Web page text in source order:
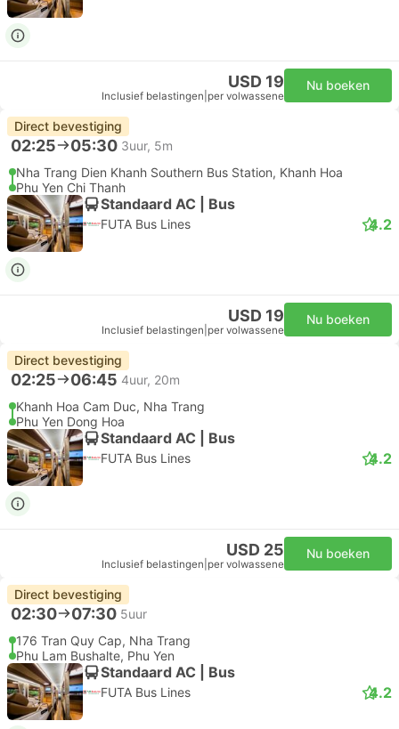
USD 19
Inclusief belastingen per volwassene
Nu boeken
Direct bevestiging
02:25 05:30 3uur, 5m
Nha Trang Dien Khanh Southern Bus Station, Khanh Hoa
Phu Yen Chi Thanh
Standaard AC | Bus
FUTA Bus Lines 4.2
USD 19
Inclusief belastingen per volwassene
Nu boeken
Direct bevestiging
02:25 06:45 4uur, 20m
Khanh Hoa Cam Duc, Nha Trang
Phu Yen Dong Hoa
Standaard AC | Bus
FUTA Bus Lines 4.2
USD 25
Inclusief belastingen per volwassene
Nu boeken
Direct bevestiging
02:30 07:30 5uur
176 Tran Quy Cap, Nha Trang
Phu Lam Bushalte, Phu Yen
Standaard AC | Bus
FUTA Bus Lines 4.2